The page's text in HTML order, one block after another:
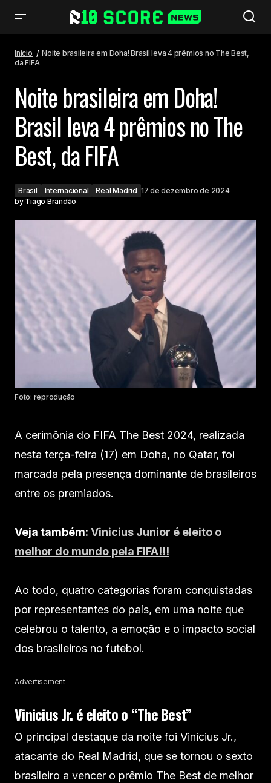
Início
Noite brasileira em Doha! Brasil leva 4 prêmios no The Best,
da FIFA
Noite brasileira em Doha!
Brasil leva 4 prêmios no The
Best, da FIFA
Brasil Internacional Real Madrid 17 de dezembro de 2024
by Tiago Brandão
Foto: reprodução
A cerimônia do FIFA The Best 2024, realizada
nesta terça-feira (17) em Doha, no Qatar, foi
marcada pela presença dominante de brasileiros
entre os premiados.
Veja também: Vinicius Junior é eleito o
melhor do mundo pela FIFA!!!
Ao todo, quatro categorias foram conquistadas
por representantes do país, em uma noite que
celebrou o talento, a emoção e o impacto social
dos brasileiros no futebol.
Advertisement
Vinicius Jr. é eleito o “The Best”
O principal destaque da noite foi Vinicius Jr.,
atacante do Real Madrid, que se tornou o sexto
brasileiro a vencer o prêmio The Best de melhor